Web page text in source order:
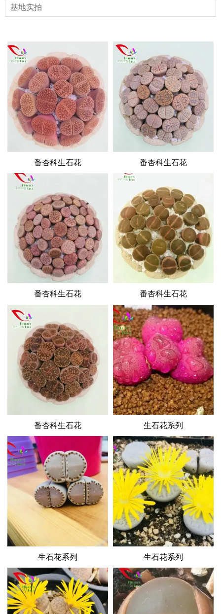
基地实拍
番杏科生石花 番杏科生石花
番杏科生石花 番杏科生石花
番杏科生石花 生石花系列
生石花系列 生石花系列